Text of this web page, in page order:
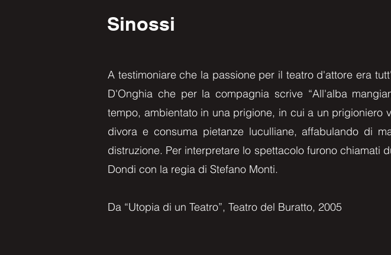
Sinossi
A testimoniare che la passione per il teatro d'attore era
D'Onghia che per la compagnia scrive “All'alba
tempo, ambientato in una prigione, in cui a un
divora e consuma pietanze luculliane, affabulando di
distruzione. Per interpretare lo spettacolo furono chiamati
Dondi con la regia di Stefano Monti.
Da “Utopia di un Teatro”, Teatro del Buratto, 2005